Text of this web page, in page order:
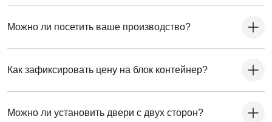
Можно ли посетить ваше производство?
Как зафиксировать цену на блок контейнер?
Можно ли установить двери с двух сторон?